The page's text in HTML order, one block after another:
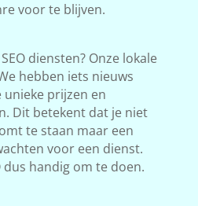
voor te blijven.
diensten? Onze lokale
hebben iets nieuws
prijzen en
Dit betekent dat je niet
te staan maar een
voor een dienst.
dus handig om te doen.